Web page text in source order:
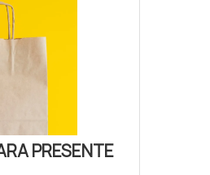
PRESENTE